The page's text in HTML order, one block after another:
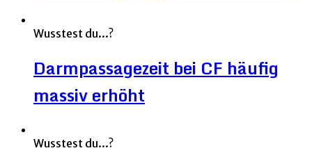
Wusstest du...?
Darmpassagezeit bei CF häufig
massiv erhöht
Wusstest du...?